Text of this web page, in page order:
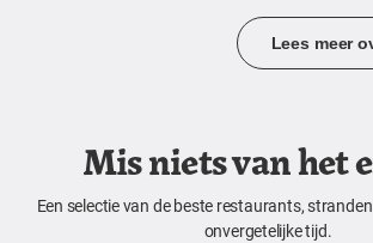
Lees meer
Mis niets van het
Een selectie van de beste restaurants,
onvergetelijke tijd.